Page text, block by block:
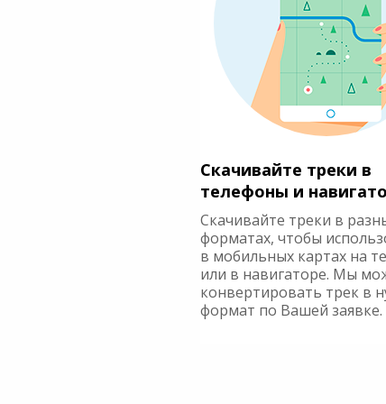
Скачивайте треки в
телефоны и
Скачивайте треки в
форматах, чтобы
в мобильных картах на
или в навигаторе. Мы
конвертировать трек в
формат по Вашей заявке.